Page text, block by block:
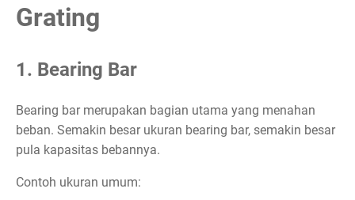
Grating
1. Bearing Bar
Bearing bar merupakan bagian utama yang menahan
beban. Semakin besar ukuran bearing bar, semakin besar
pula kapasitas bebannya.
Contoh ukuran umum: